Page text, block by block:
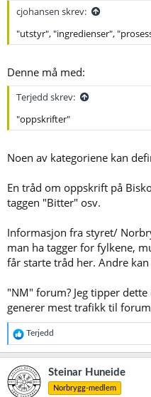
cjohansen skrev:
"utstyr", "ingredienser",
Denne må med:
Terjedd skrev:
"oppskrifter"
Noen av kategoriene kan
En tråd om oppskrift på
taggen "Bitter" osv.
Informasjon fra styret/
man ha tagger for fylkene,
får starte tråd her. Andre kan
"NM" forum? Jeg tipper
generer mest trafikk til
R
e
a
k
s
j
Terjedd
Steinar Huneide
Norbrygg-medlem